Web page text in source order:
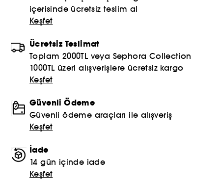
içerisinde ücretsiz teslim al
Keşfet
Ücretsiz Teslimat
Toplam 2000TL veya Sephora Collection
1000TL üzeri alışverişlere ücretsiz kargo
Keşfet
Güvenli Ödeme
Güvenli ödeme araçları ile alışveriş
Keşfet
İade
14 gün içinde iade
Keşfet